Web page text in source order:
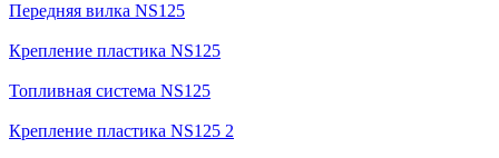
Передняя вилка NS125
Крепление пластика NS125
Топливная система NS125
Крепление пластика NS125 2